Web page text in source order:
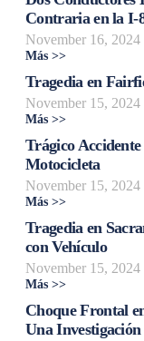
Contraria en la I-
November 16, 2024
Más >>
Tragedia en
November 15, 2024
Más >>
Trágico
Motocicleta
November 15, 2024
Más >>
Tragedia en
con Vehículo
November 15, 2024
Más >>
Choque Frontal
Una